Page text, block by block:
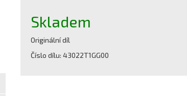
Skladem
Originální díl
Číslo dílu: 43022T1GG00